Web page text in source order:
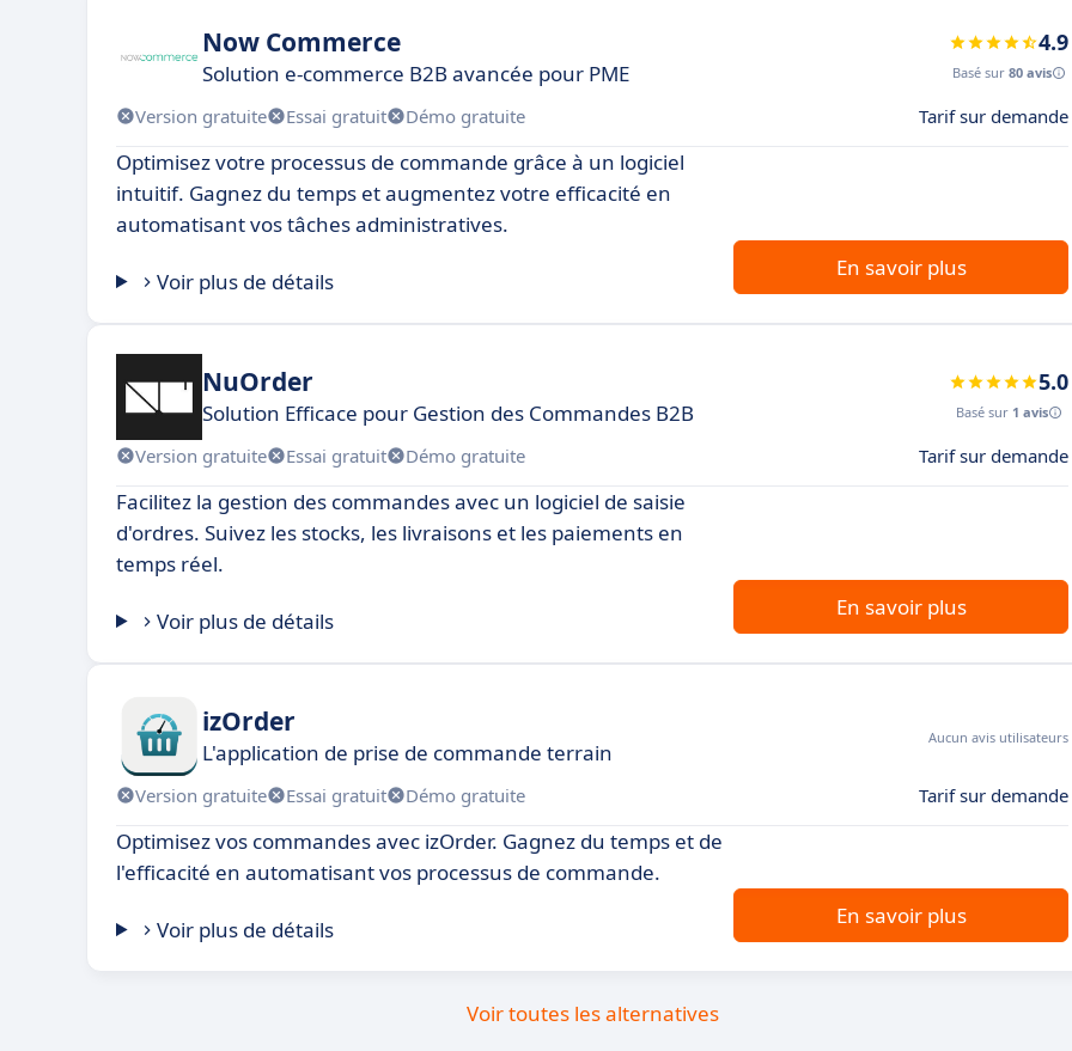
Now Commerce
Solution e-commerce B2B avancée pour PME
4.9
Basé sur 80 avis
Version gratuite Essai gratuit Démo gratuite Tarif sur demande
Optimisez votre processus de commande grâce à un logiciel
intuitif. Gagnez du temps et augmentez votre efficacité en
automatisant vos tâches administratives.
Voir plus de détails
En savoir plus
NuOrder
Solution Efficace pour Gestion des Commandes B2B
5.0
Basé sur 1 avis
Version gratuite Essai gratuit Démo gratuite Tarif sur demande
Facilitez la gestion des commandes avec un logiciel de saisie
d'ordres. Suivez les stocks, les livraisons et les paiements en
temps réel.
Voir plus de détails
En savoir plus
izOrder
L'application de prise de commande terrain
Aucun avis utilisateurs
Version gratuite Essai gratuit Démo gratuite Tarif sur demande
Optimisez vos commandes avec izOrder. Gagnez du temps et de
l'efficacité en automatisant vos processus de commande.
Voir plus de détails
En savoir plus
Voir toutes les alternatives